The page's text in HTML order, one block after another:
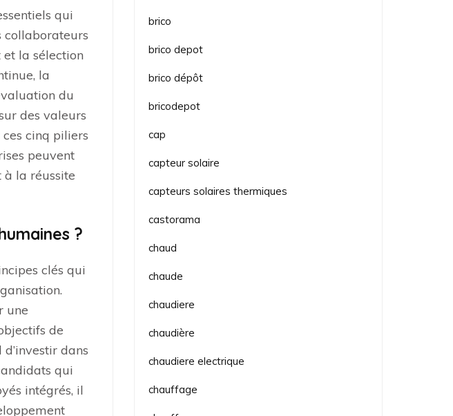
qui
collaborateurs
et la sélection
la
du
des valeurs
cinq piliers
peuvent
à la réussite
?
clés qui
une
de
dans
qui
intégrés, il
brico
brico depot
brico dépôt
bricodepot
cap
capteur solaire
capteurs solaires thermiques
castorama
chaud
chaude
chaudiere
chaudière
chaudiere electrique
chauffage